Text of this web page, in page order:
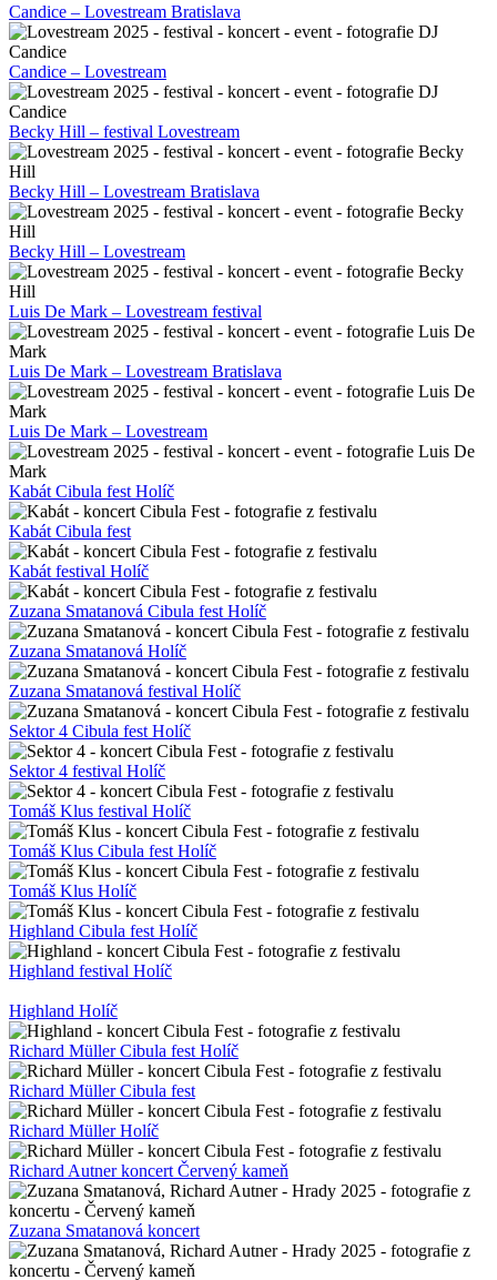
Candice – Lovestream Bratislava
Candice – Lovestream
Becky Hill – festival Lovestream
Becky Hill – Lovestream Bratislava
Becky Hill – Lovestream
Luis De Mark – Lovestream festival
Luis De Mark – Lovestream Bratislava
Luis De Mark – Lovestream
Kabát Cibula fest Holíč
Kabát Cibula fest
Kabát festival Holíč
Zuzana Smatanová Cibula fest Holíč
Zuzana Smatanová Holíč
Zuzana Smatanová festival Holíč
Sektor 4 Cibula fest Holíč
Sektor 4 festival Holíč
Tomáš Klus festival Holíč
Tomáš Klus Cibula fest Holíč
Tomáš Klus Holíč
Highland Cibula fest Holíč
Highland festival Holíč
Highland Holíč
Richard Müller Cibula fest Holíč
Richard Müller Cibula fest
Richard Müller Holíč
Richard Autner koncert Červený kameň
Zuzana Smatanová koncert